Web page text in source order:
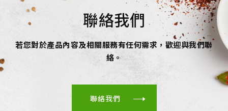
聯絡我們
若您對於產品內容及相關服務有任何需求，歡迎與我們聯
絡。
聯絡我們